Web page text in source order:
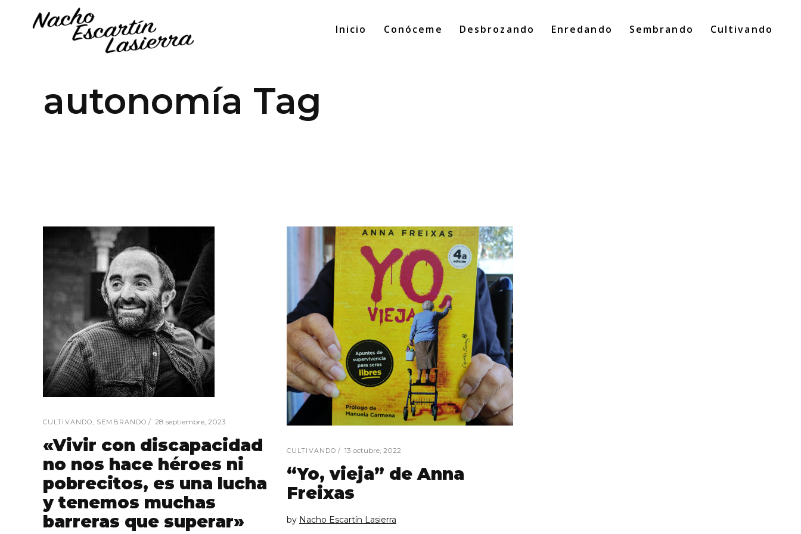
Inicio Conóceme Desbrozando Enredando Sembrando Cultivando
autonomía Tag
CULTIVANDO, SEMBRANDO 28 septiembre, 2023
«Vivir con discapacidad
no nos hace héroes ni
pobrecitos, es una lucha
y tenemos muchas
barreras que superar»
CULTIVANDO 13 octubre, 2022
“Yo, vieja” de Anna
Freixas
by Nacho Escartín Lasierra